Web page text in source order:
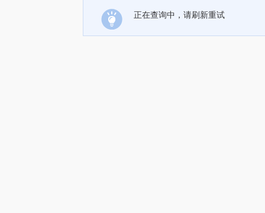
正在查询中，请刷新重试